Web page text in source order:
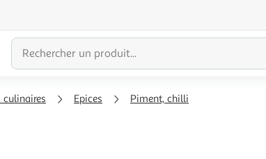
culinaires Epices Piment, chilli